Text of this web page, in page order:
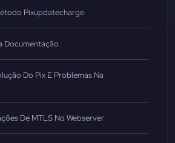
Pixupdatecharge
Documentação
Do Pix E Problemas Na
De MTLS No Webserver